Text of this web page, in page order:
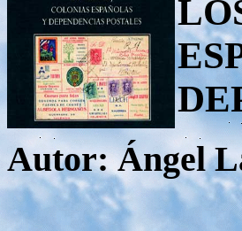
Autor: Ángel